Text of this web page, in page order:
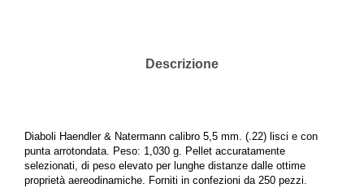
Descrizione
Diaboli Haendler & Natermann calibro 5,5 mm. (.22) lisci e con
punta arrotondata. Peso: 1,030 g. Pellet accuratamente
selezionati, di peso elevato per lunghe distanze dalle ottime
proprietà aereodinamiche. Forniti in confezioni da 250 pezzi.